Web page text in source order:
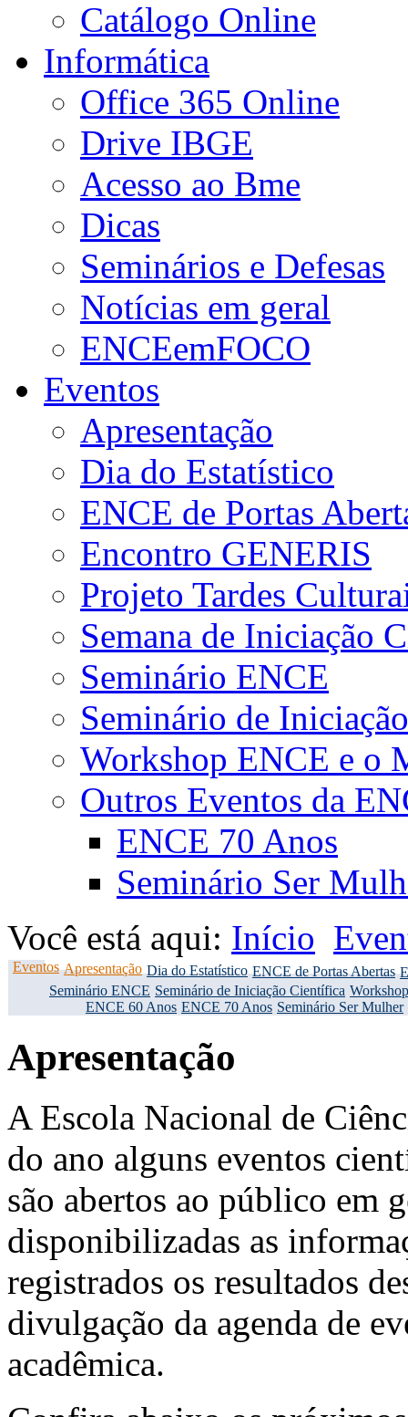
Catálogo Online
Informática
Office 365 Online
Drive IBGE
Acesso ao Bme
Dicas
Seminários e Defesas
Notícias em geral
ENCEemFOCO
Eventos
Apresentação
Dia do Estatístico
ENCE de Portas
Encontro GENERIS
Projeto Tardes
Semana de Iniciação
Seminário ENCE
Seminário de
Workshop ENCE e o
Outros Eventos da
ENCE 70 Anos
Seminário Ser
Você está aqui: Início
Eventos Apresentação Dia do Estatístico ENCE de Portas Abertas
Seminário ENCE Seminário de Iniciação Científica
ENCE 60 Anos ENCE 70 Anos Seminário Ser Mulher
Apresentação
A Escola Nacional de
do ano alguns eventos
são abertos ao público em
disponibilizadas as
registrados os resultados
divulgação da agenda de
acadêmica.